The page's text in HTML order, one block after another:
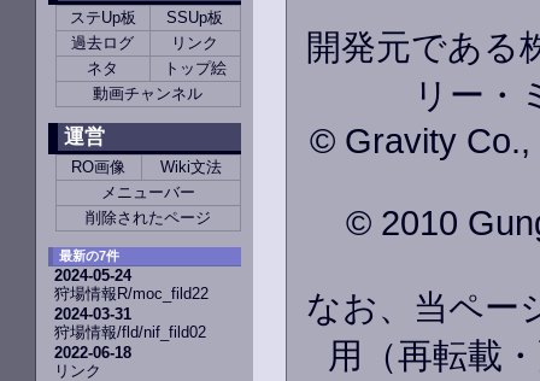
ステUp板
SSUp板
過去ログ
リンク
ネタ
トップ絵
動画チャンネル
運営
RO画像
Wiki文法
メニューバー
削除されたページ
最新の7件
2024-05-24
狩場情報R/moc_fild22
2024-03-31
狩場情報/fld/nif_fild02
2022-06-18
リンク
開発元である
リー・
© Gravity Co.,
© 2010
なお、当ペー
用（再転載